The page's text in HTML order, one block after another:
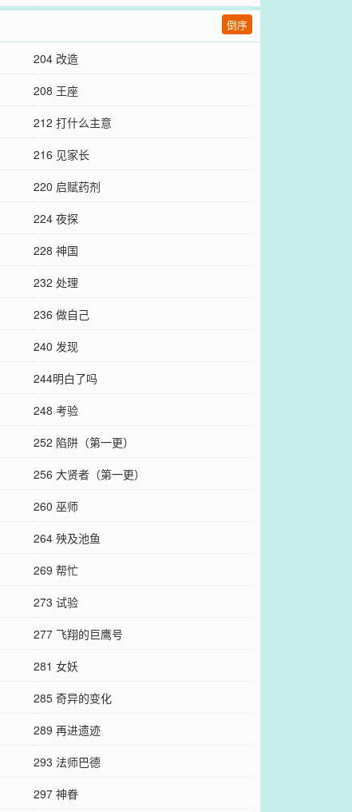
倒序
204 改造
208 王座
212 打什么主意
216 见家长
220 启赋药剂
224 夜探
228 神国
232 处理
236 做自己
240 发现
244明白了吗
248 考验
252 陷阱（第一更）
256 大贤者（第一更）
260 巫师
264 殃及池鱼
269 帮忙
273 试验
277 飞翔的巨鹰号
281 女妖
285 奇异的变化
289 再进遗迹
293 法师巴德
297 神眷